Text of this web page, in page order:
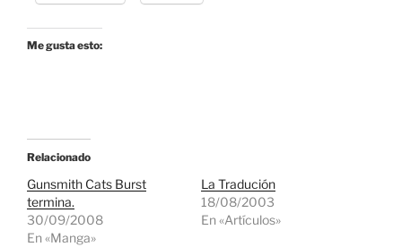
Me gusta esto:
Relacionado
Gunsmith Cats Burst
termina.
30/09/2008
En «Manga»
La Tradución
18/08/2003
En «Artículos»